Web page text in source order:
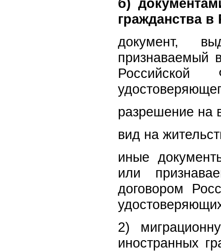
б)
гражданства
документ,
признаваемый
разрешение на
вид на
иные
или
договором
2)
иностранных